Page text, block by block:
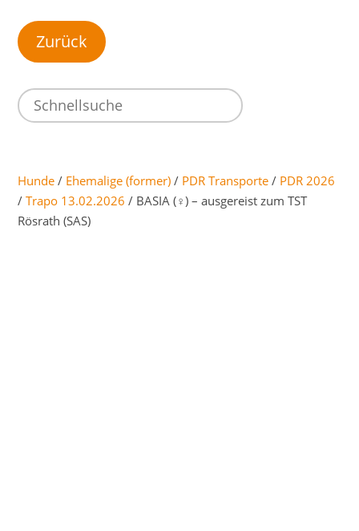
Hunde / Ehemalige (former) / PDR Transporte / PDR 2026
/Trapo 13.02.2026 / BASIA (♀) – ausgereist zum TST
Rösrath (SAS)